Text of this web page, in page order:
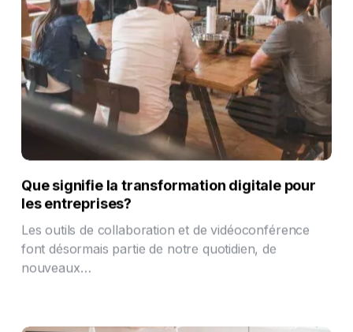
Que signifie la transformation digitale pour
les entreprises?
Les outils de collaboration et de vidéoconférence
font désormais partie de notre quotidien, de
nouveaux…